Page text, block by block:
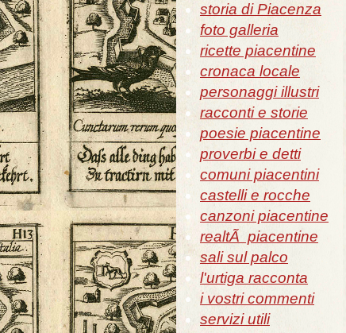
storia di Piacenza
foto galleria
ricette piacentine
cronaca locale
personaggi illustri
racconti e storie
poesie piacentine
proverbi e detti
comuni piacentini
castelli e rocche
canzoni piacentine
realtÃ piacentine
sali sul palco
l'urtiga racconta
i vostri commenti
servizi utili